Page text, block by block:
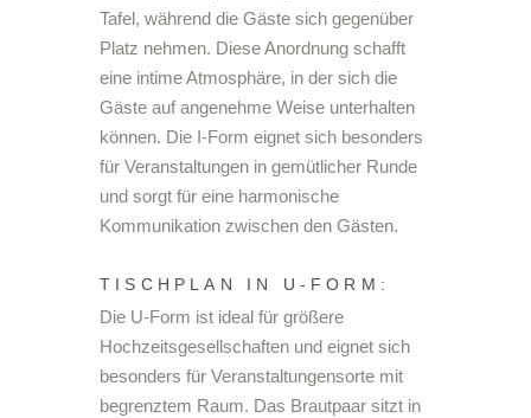
Tafel, während die Gäste sich gegenüber
Platz nehmen. Diese Anordnung schafft
eine intime Atmosphäre, in der sich die
Gäste auf angenehme Weise unterhalten
können. Die I-Form eignet sich besonders
für Veranstaltungen in gemütlicher Runde
und sorgt für eine harmonische
Kommunikation zwischen den Gästen.
TISCHPLAN IN U-FORM:
Die U-Form ist ideal für größere
Hochzeitsgesellschaften und eignet sich
besonders für Veranstaltungensorte mit
begrenztem Raum. Das Brautpaar sitzt in